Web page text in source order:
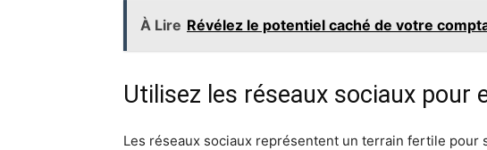
À Lire Révélez le potentiel caché de votre
Utilisez les réseaux sociaux pour
Les réseaux sociaux représentent un terrain fertile pour